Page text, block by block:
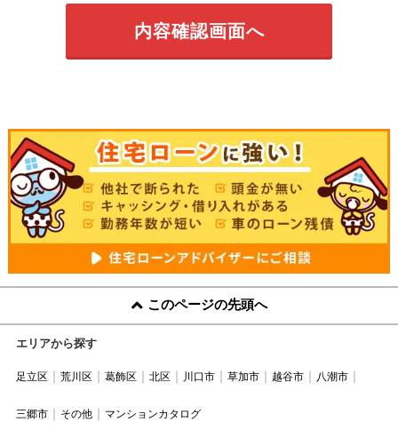
このページの先頭へ
エリアから探す
足立区 荒川区 葛飾区 北区 川口市 草加市 越谷市 八潮市
三郷市 その他 マンションカタログ